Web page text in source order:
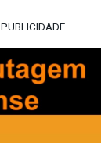
PUBLICIDADE